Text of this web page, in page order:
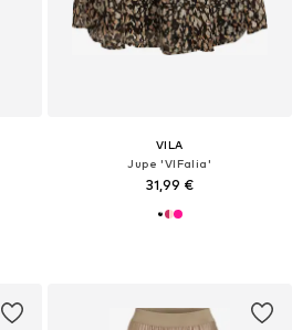
VILA
Jupe 'VIFalia'
31,99 €